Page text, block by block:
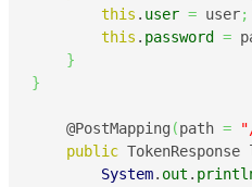
this . user = user;
this . password =
}
}
    @PostMapping
(path =
public
System. out .